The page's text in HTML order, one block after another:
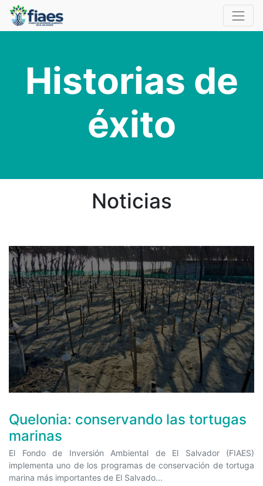
Historias de
éxito
Noticias
Quelonia: conservando las tortugas
marinas
El Fondo de Inversión Ambiental de El Salvador (FIAES)
implementa uno de los programas de conservación de tortuga
marina más importantes de El Salvado...